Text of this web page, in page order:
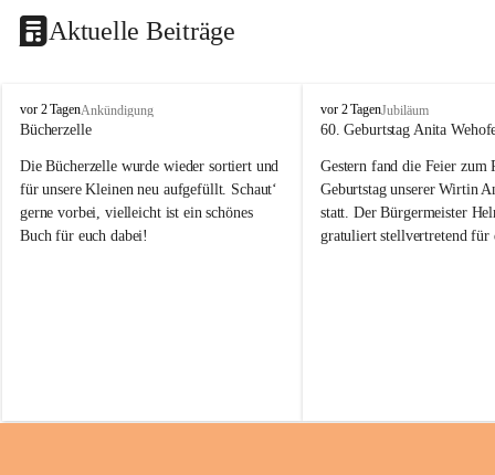
Aktuelle Beiträge
T
o
a
j
vor 2 TagenAnkündigung
Bücherzelle
Die Bücherzelle wurde wieder sortiert und
für unsere Kleinen neu aufgefüllt. Schaut‘
gerne vorbei, vielleicht ist ein schönes
Buch für euch dabei!
Wanduhr (!) benutzt und musste
T
o
a
j
vor 2 TagenJubiläum
60. Geburtstag Anita
Gestern fand die Feier zum
Geburtstag unserer Wirtin
statt. Der Bürgermeister
gratuliert stellvertretend für
Gesundheit, Gelassenheit